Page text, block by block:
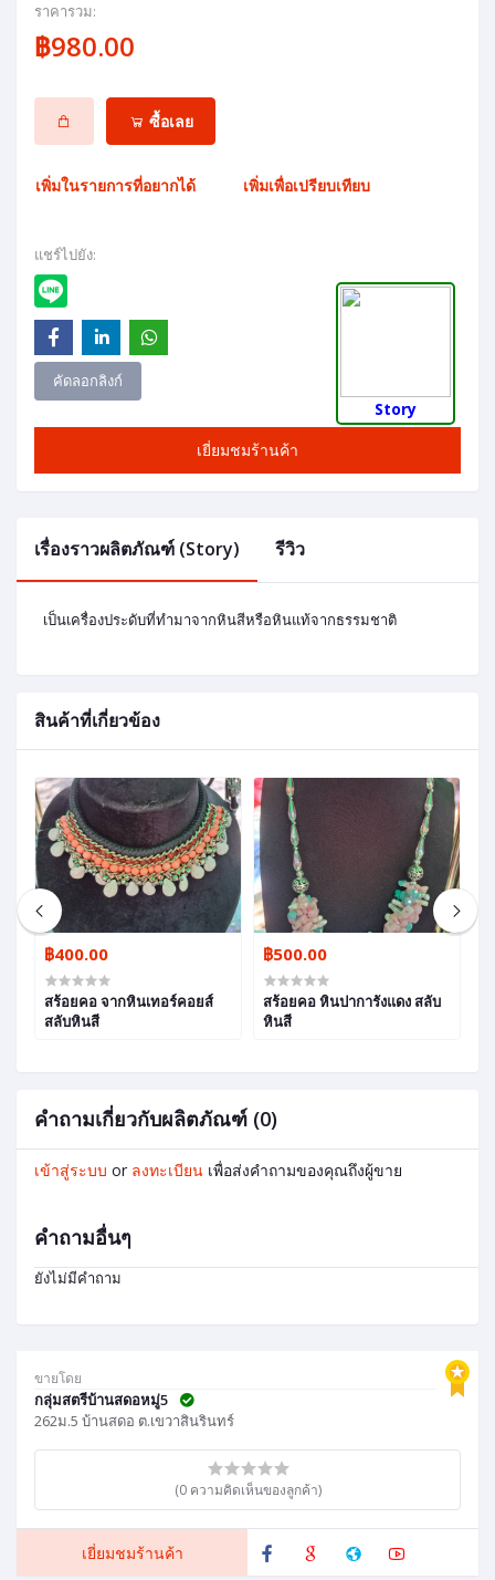
ราคารวม:
฿980.00
ซื้อเลย
เพิ่มในรายการที่อยากได้ เพิ่มเพื่อเปรียบเทียบ
แชร์ไปยัง:
คัดลอกลิงก์
เยี่ยมชมร้านค้า
Story
ขายโดย
กลุ่มสตรีบ้านสดอหมู่5
262ม.5 บ้านสดอ ต.เขวาสินรินทร์
(0 ความคิดเห็นของลูกค้า)
เยี่ยมชมร้านค้า
เรื่องราวผลิตภัณฑ์ (Story) รีวิว
เป็นเครื่องประดับที่ทำมาจากหินสีหรือหินแท้จากธรรมชาติ
สินค้าที่เกี่ยวข้อง
฿400.00
สร้อยคอ จากหินเทอร์คอยส์
สลับหินสี
฿500.00
สร้อยคอ หินปาการังแดง สลับ
หินสี
คำถามเกี่ยวกับผลิตภัณฑ์ (0)
เข้าสู่ระบบ or ลงทะเบียน เพื่อส่งคำถามของคุณถึงผู้ขาย
คำถามอื่นๆ
ยังไม่มีคำถาม